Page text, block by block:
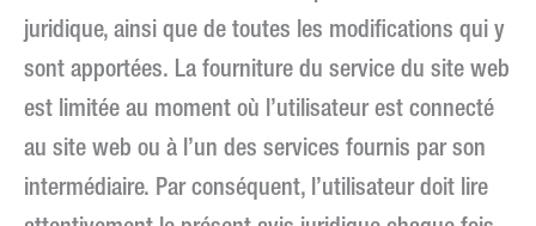
juridique, ainsi que de toutes les modifications qui y
sont apportées. La fourniture du service du site web
est limitée au moment où l’utilisateur est connecté
au site web ou à l’un des services fournis par son
intermédiaire. Par conséquent, l’utilisateur doit lire